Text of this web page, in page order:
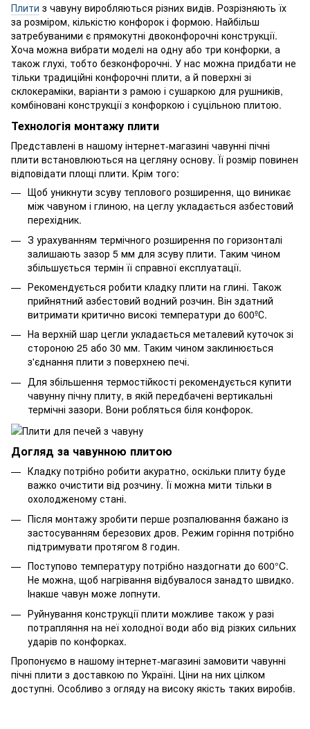
Плити з чавуну виробляються різних видів. Розрізняють їх
за розміром, кількістю конфорок і формою. Найбільш
затребуваними є прямокутні двоконфорочні конструкції.
Хоча можна вибрати моделі на одну або три конфорки, а
також глухі, тобто безконфорочні. У нас можна придбати не
тільки традиційні конфорочні плити, а й поверхні зі
склокераміки, варіанти з рамою і сушаркою для рушників,
комбіновані конструкції з конфоркою і суцільною плитою.
Технологія монтажу плити
Представлені в нашому інтернет-магазині чавунні пічні
плити встановлюються на цегляну основу. Її розмір повинен
відповідати площі плити. Крім того:
Щоб уникнути зсуву теплового розширення, що виникає
між чавуном і глиною, на цеглу укладається азбестовий
перехідник.
З урахуванням термічного розширення по горизонталі
залишають зазор 5 мм для зсуву плити. Таким чином
збільшується термін її справної експлуатації.
Рекомендується робити кладку плити на глині. Також
прийнятний азбестовий водний розчин. Він здатний
витримати критично високі температури до 600ºС.
На верхній шар цегли укладається металевий куточок зі
стороною 25 або 30 мм. Таким чином заклинюється
з'єднання плити з поверхнею печі.
Для збільшення термостійкості рекомендується купити
чавунну пічну плиту, в якій передбачені вертикальні
термічні зазори. Вони робляться біля конфорок.
Догляд за чавунною плитою
Кладку потрібно робити акуратно, оскільки плиту буде
важко очистити від розчину. Її можна мити тільки в
охолодженому стані.
Після монтажу зробити перше розпалювання бажано із
застосуванням березових дров. Режим горіння потрібно
підтримувати протягом 8 годин.
Поступово температуру потрібно наздогнати до 600°C.
Не можна, щоб нагрівання відбувалося занадто швидко.
Інакше чавун може лопнути.
Руйнування конструкції плити можливе також у разі
потрапляння на неї холодної води або від різких сильних
ударів по конфорках.
Пропонуємо в нашому інтернет-магазині замовити чавунні
пічні плити з доставкою по Україні. Ціни на них цілком
доступні. Особливо з огляду на високу якість таких виробів.